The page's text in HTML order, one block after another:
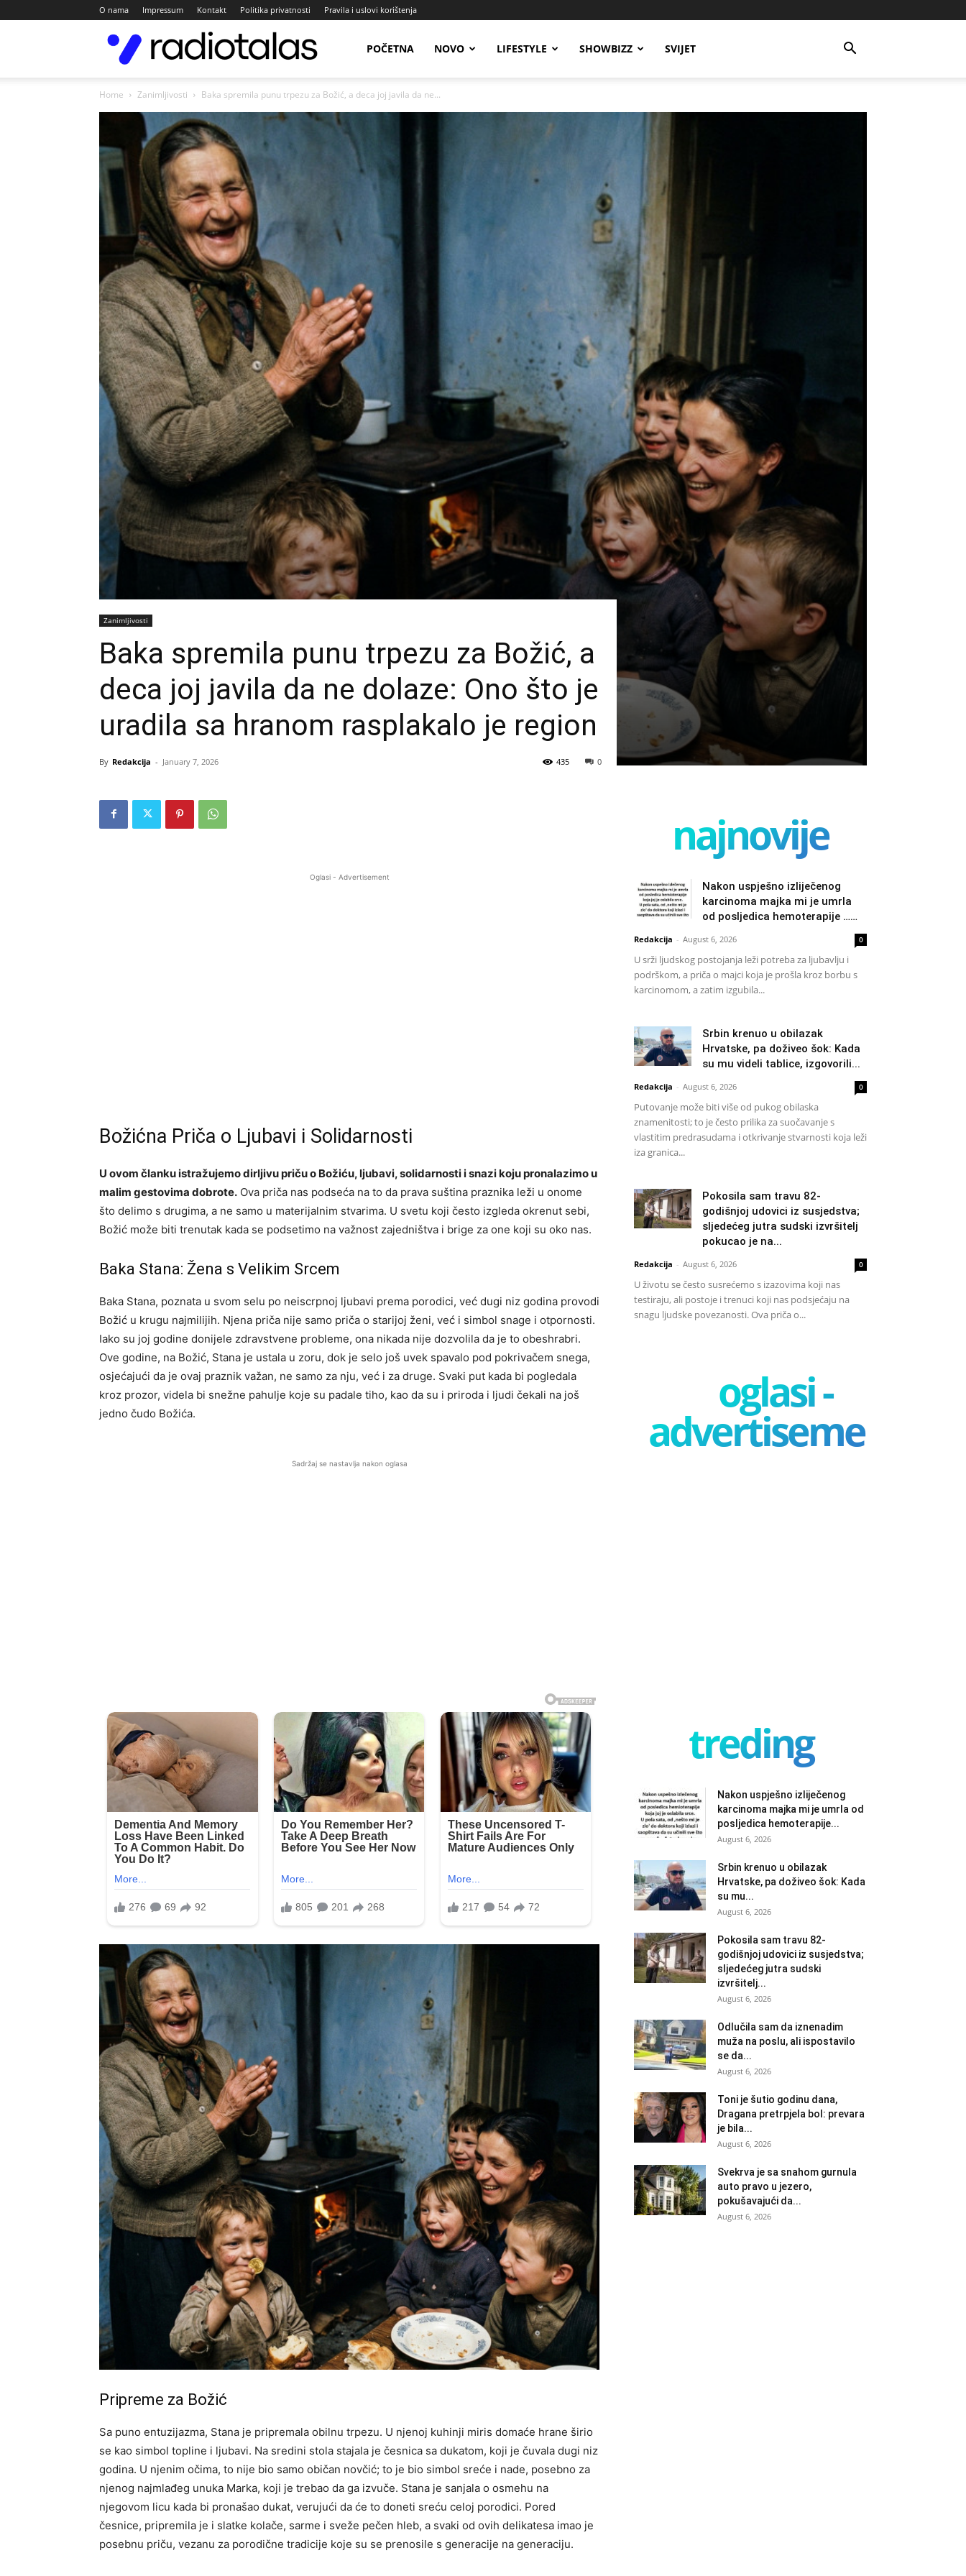
O nama Impressum Kontakt Politika privatnosti Pravila i uslovi korištenja
POČETNA NOVO LIFESTYLE SHOWBIZZ SVIJET
Home Zanimljivosti Baka spremila punu trpezu za Božić, a deca joj javila da ne...
Zanimljivosti
Baka spremila punu trpezu za Božić, a
deca joj javila da ne dolaze: Ono što je
uradila sa hranom rasplakalo je region
By Redakcija - January 7, 2026 0
435
Oglasi - Advertisement
Božićna Priča o Ljubavi i Solidarnosti
U ovom članku istražujemo dirljivu priču o Božiću, ljubavi, solidarnosti i snazi koju pronalazimo u
malim gestovima dobrote. Ova priča nas podseća na to da prava suština praznika leži u onome
što delimo s drugima, a ne samo u materijalnim stvarima. U svetu koji često izgleda okrenut sebi,
Božić može biti trenutak kada se podsetimo na važnost zajedništva i brige za one koji su oko nas.
Baka Stana: Žena s Velikim Srcem
Baka Stana, poznata u svom selu po neiscrpnoj ljubavi prema porodici, već dugi niz godina provodi
Božić u krugu najmilijih. Njena priča nije samo priča o starijoj ženi, već i simbol snage i otpornosti.
Iako su joj godine donijele zdravstvene probleme, ona nikada nije dozvolila da je to obeshrabri.
Ove godine, na Božić, Stana je ustala u zoru, dok je selo još uvek spavalo pod pokrivačem snega,
osjećajući da je ovaj praznik važan, ne samo za nju, već i za druge. Svaki put kada bi pogledala
kroz prozor, videla bi snežne pahulje koje su padale tiho, kao da su i priroda i ljudi čekali na još
jedno čudo Božića.
Sadržaj se nastavlja nakon oglasa
Pripreme za Božić
Sa puno entuzijazma, Stana je pripremala obilnu trpezu. U njenoj kuhinji miris domaće hrane širio
se kao simbol topline i ljubavi. Na sredini stola stajala je česnica sa dukatom, koji je čuvala dugi niz
godina. U njenim očima, to nije bio samo običan novčić; to je bio simbol sreće i nade, posebno za
njenog najmlađeg unuka Marka, koji je trebao da ga izvuče. Stana je sanjala o osmehu na
njegovom licu kada bi pronašao dukat, verujući da će to doneti sreću celoj porodici. Pored
česnice, pripremila je i slatke kolače, sarme i sveže pečen hleb, a svaki od ovih delikatesa imao je
posebnu priču, vezanu za porodične tradicije koje su se prenosile s generacije na generaciju.
najnovije
Nakon uspješno izliječenog
karcinoma majka mi je umrla
od posljedica hemoterapije ……
Redakcija - August 6, 2026 0
U srži ljudskog postojanja leži potreba za ljubavlju i
podrškom, a priča o majci koja je prošla kroz borbu s
karcinomom, a zatim izgubila...
Srbin krenuo u obilazak
Hrvatske, pa doživeo šok: Kada
su mu videli tablice, izgovorili...
Redakcija - August 6, 2026 0
Putovanje može biti više od pukog obilaska
znamenitosti; to je često prilika za suočavanje s
vlastitim predrasudama i otkrivanje stvarnosti koja leži
iza granica...
Pokosila sam travu 82-
godišnjoj udovici iz susjedstva;
sljedećeg jutra sudski izvršitelj
pokucao je na...
Redakcija - August 6, 2026 0
U životu se često susrećemo s izazovima koji nas
testiraju, ali postoje i trenuci koji nas podsjećaju na
snagu ljudske povezanosti. Ova priča o...
oglasi -
advertisement
treding
Nakon uspješno izliječenog
karcinoma majka mi je umrla od
posljedica hemoterapije...
August 6, 2026
Srbin krenuo u obilazak
Hrvatske, pa doživeo šok: Kada
su mu...
August 6, 2026
Pokosila sam travu 82-
godišnjoj udovici iz susjedstva;
sljedećeg jutra sudski
izvršitelj...
August 6, 2026
Odlučila sam da iznenadim
muža na poslu, ali ispostavilo
se da...
August 6, 2026
Toni je šutio godinu dana,
Dragana pretrpjela bol: prevara
je bila...
August 6, 2026
Svekrva je sa snahom gurnula
auto pravo u jezero,
pokušavajući da...
August 6, 2026